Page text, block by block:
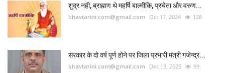
शुद्र नही, ब्राह्मण थे महर्षि बाल्मीकि, प्रचेता और वरुण...
bhavtarini.com@gmail.com Oct 17, 2024 128
सरकार के दो वर्ष पूर्ण होने पर जिला प्रभारी मंत्री गजेन्द्र...
bhavtarini.com@gmail.com Dec 13, 2025 99